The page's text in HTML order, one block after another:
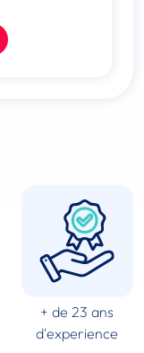
+ de 23 ans
d'experience